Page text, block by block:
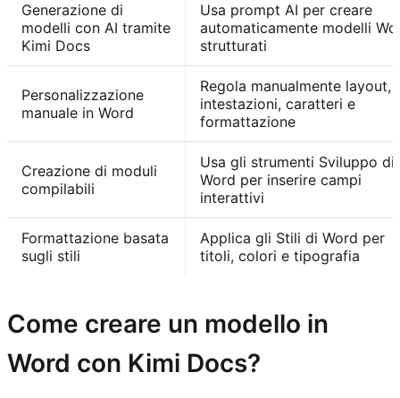
Generazione di
modelli con AI tramite
Kimi Docs
Usa prompt AI per creare
automaticamente modelli
strutturati
Personalizzazione
manuale in Word
Regola manualmente layout,
intestazioni, caratteri e
formattazione
Creazione di moduli
compilabili
Usa gli strumenti Sviluppo di
Word per inserire campi
interattivi
Formattazione basata
sugli stili
Applica gli Stili di Word per
titoli, colori e tipografia
Come creare un modello in
Word con Kimi Docs?